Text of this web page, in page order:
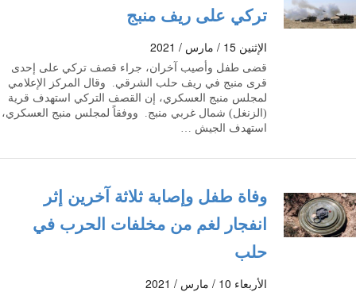
تركي على ريف منبج
الإثنين 15 / مارس / 2021
قضى طفل وأصيب آخران، جراء قصف تركي على إحدى
قرى منبج في ريف حلب الشرقي. وقال المركز الإعلامي
لمجلس منبج العسكري، إن القصف التركي استهدف قرية
(الزنغل) شمال غربي منبج. ووفقاً لمجلس منبج العسكري،
استهدف الجيش …
وفاة طفل وإصابة ثلاثة آخرين إثر
انفجار لغم من مخلفات الحرب في
حلب
الأربعاء 10 / مارس / 2021